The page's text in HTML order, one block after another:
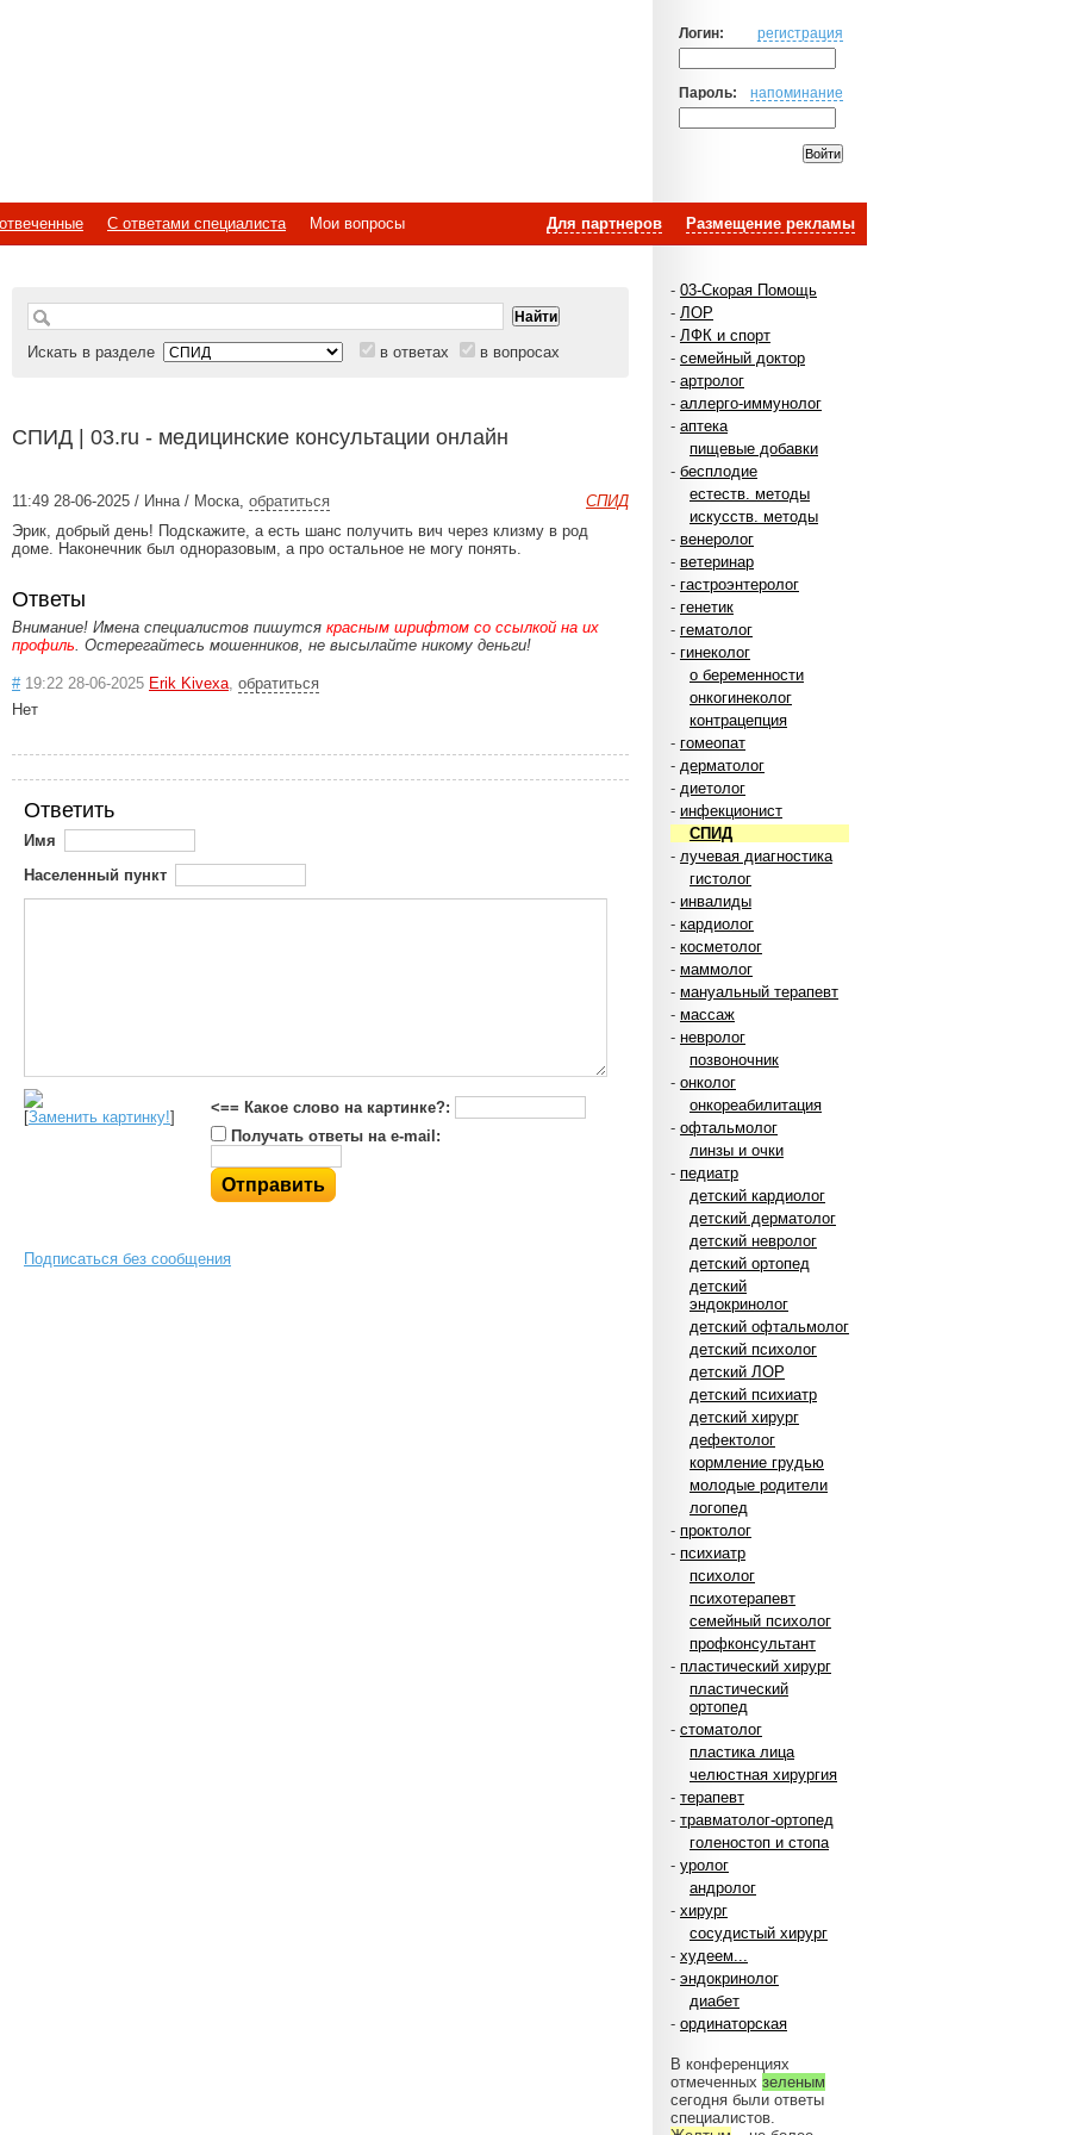
Логин: регистрация
Пароль: напоминание
Размещение рекламы
Для партнеров
С ответами специалиста
Мои вопросы
- 03-Скорая Помощь
- ЛОР
- ЛФК и спорт
- семейный доктор
- артролог
- аллерго-иммунолог
- аптека
пищевые добавки
- бесплодие
естеств. методы
искусств. методы
- венеролог
- ветеринар
- гастроэнтеролог
- генетик
- гематолог
- гинеколог
о беременности
онкогинеколог
контрацепция
- гомеопат
- дерматолог
- диетолог
- инфекционист
СПИД
- лучевая диагностика
гистолог
- инвалиды
- кардиолог
- косметолог
- маммолог
- мануальный терапевт
- массаж
- невролог
позвоночник
- онколог
онкореабилитация
- офтальмолог
линзы и очки
- педиатр
детский кардиолог
детский дерматолог
детский невролог
детский ортопед
детский
эндокринолог
детский офтальмолог
детский психолог
детский ЛОР
детский психиатр
детский хирург
дефектолог
кормление грудью
молодые родители
логопед
- проктолог
- психиатр
психолог
психотерапевт
семейный психолог
профконсультант
- пластический хирург
пластический
ортопед
- стоматолог
пластика лица
челюстная хирургия
- терапевт
- травматолог-ортопед
голеностоп и стопа
- уролог
андролог
- хирург
сосудистый хирург
- худеем...
- эндокринолог
диабет
- ординаторская
В конференциях
отмеченных зеленым
сегодня были ответы
специалистов.
Искать в разделе в ответах в вопросах
СПИД | 03.ru - медицинские консультации онлайн
СПИД
11:49 28-06-2025 / Инна / Моска, обратиться
Эрик, добрый день! Подскажите, а есть шанс получить вич через клизму в род
доме. Наконечник был одноразовым, а про остальное не могу понять.
Ответы
Внимание! Имена специалистов пишутся красным шрифтом со ссылкой на их
профиль. Остерегайтесь мошенников, не высылайте никому деньги!
#19:22 28-06-2025 Erik Kivexa, обратиться
Нет
Ответить
Имя
Населенный пункт
[Заменить картинку!]
<== Какое слово на картинке?:
Получать ответы на e-mail:
Подписаться без сообщения